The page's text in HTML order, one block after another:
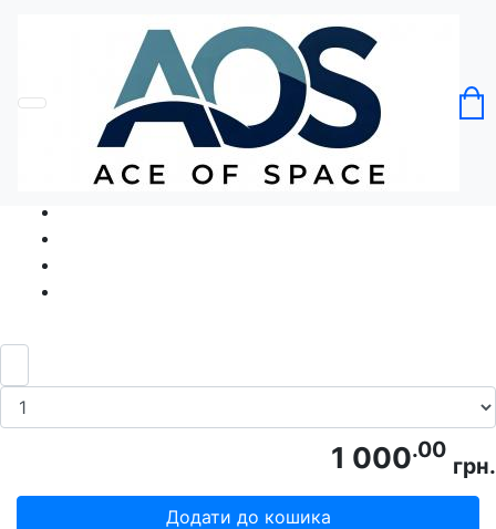
Без категорії
Рак п'є пиво
Код товару: Ace5404
1 000.00
грн.
Додати до кошика